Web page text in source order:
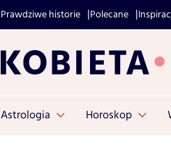
Prawdziwe historie Polecane
Astrologia Horoskop